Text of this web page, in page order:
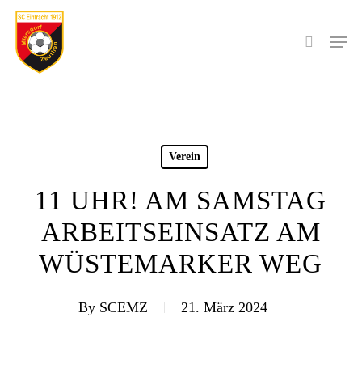
Skip
main
content
search
Menu
Verein
11 UHR! AM SAMSTAG
ARBEITSEINSATZ AM
WÜSTEMARKER WEG
By SCEMZ 21. März 2024